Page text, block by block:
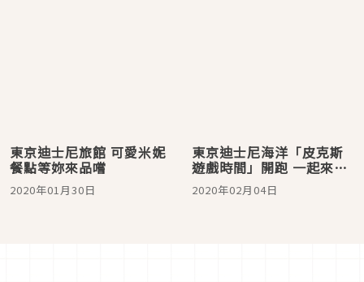
東京迪士尼旅館 可愛米妮
餐點等妳來品嚐
2020年01月30日
東京迪士尼海洋「皮克斯
遊戲時間」開跑 一起來渡
過夢幻時光吧！
2020年02月04日